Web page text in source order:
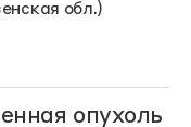
обл.)
опухоль